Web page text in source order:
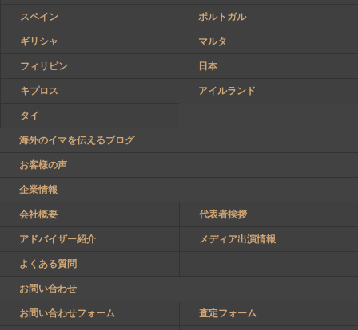
スペイン
ポルトガル
ギリシャ
マルタ
フィリピン
日本
キプロス
アイルランド
タイ
海外のイマを伝えるブログ
お客様の声
企業情報
会社概要
代表者挨拶
アドバイザー紹介
メディア出演情報
よくある質問
お問い合わせ
お問い合わせフォーム
査定フォーム